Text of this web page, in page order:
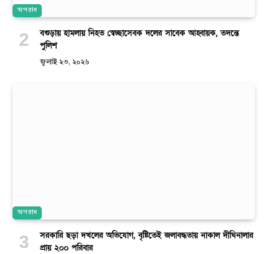
অপরাধ
বগুড়ায় হামলায় নিহত স্বেচ্ছাসেবক দলের সাবেক আহ্বায়ক, তদন্তে
পুলিশ
জুলাই ২৩, ২০২৬
অপরাধ
সরকারি ছড়া দখলের অভিযোগ, বৃষ্টিতেই জলাবদ্ধতায় নাকাল দীঘিনালার
প্রায় ২০০ পরিবার